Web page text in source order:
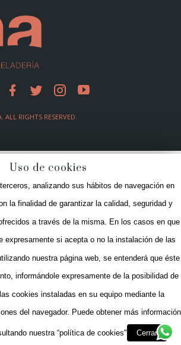
RIGHTS RESERVED.
Uso de cookies
analizando sus hábitos de navegación en
la finalidad de garantizar la calidad, seguridad y
a través de la misma. En los casos en que
expresamente si acepta o no la instalación de las
nuestra página web, se entenderá que éste
informándole expresamente de la posibilidad de
cookies instaladas en su equipo mediante la
del navegador. Puede obtener más información
nuestra “política de cookies" Cerrar